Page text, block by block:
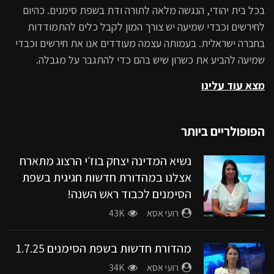
43K
מהדורות החדשות בשפת הסימנים
32.1K
מעמותת עוד ישמע.
חדשות בשפת הסימנים 28.10.25
26.9K
חדשות בשפת סימנים עם ח”כ לשעבר
שירלי פינטו קדוש
22.4K
בכל בית יהודי, הנגשה מלאה לתורה ודת בשפת סימנים. כהיום
לחירשים וכבדי שמיעה יש צורך המון לקבל כלים להתמודדות
בחברה ישראלית. בעמותה עצמה מעודדים אנו את חירשים וכבדי
שמיעה להביע את כשרון שיש בהם כדי להתגבר על מגבלה.
מצא עוד עלינו
הפופולריים ביותר
נשיא המדינה יצחק בוז׳י הרצוג מתארח
אצלנו במהדורת חדשות חגיגית בשפת
הסימנים לכבוד ראש השנה!
רועי אסא 43K
מהדורת חדשות בשפת הסימנים 1.7.25
רועי אסא 34K